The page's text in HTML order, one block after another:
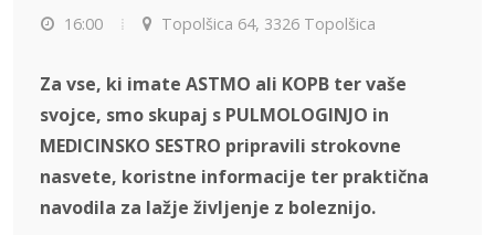
16:00
Topolšica 64, 3326 Topolšica
Za vse, ki imate ASTMO ali KOPB ter vaše
svojce, smo skupaj s PULMOLOGINJO in
MEDICINSKO SESTRO pripravili strokovne
nasvete, koristne informacije ter praktična
navodila za lažje življenje z boleznijo.